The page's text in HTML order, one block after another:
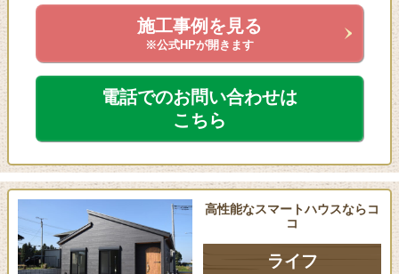
施工事例を見る
※公式HPが開きます
電話でのお問い合わせは
こちら
高性能なスマートハウスならコ
コ
ライフ